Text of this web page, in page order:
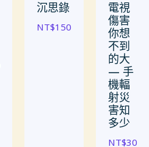
沉思錄
NT$150
電視
傷害
你想
不到
的大
— 手
機輻
射災
害知
多少
NT$30